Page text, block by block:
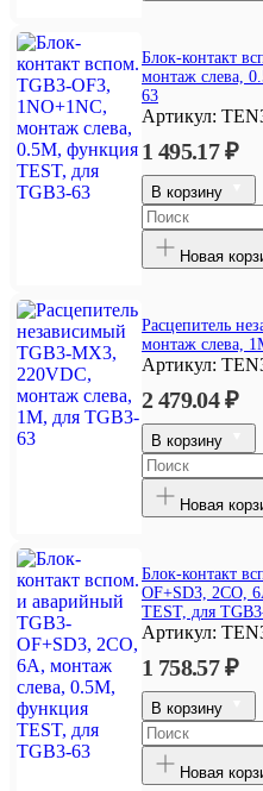
Блок-контакт
монтаж слева,
63
Артикул:
1 495.17 ₽
В корзину
Новая
Расцепитель
монтаж слева,
Артикул:
2 479.04 ₽
В корзину
Новая
Блок-контакт
OF+SD3, 2CO,
TEST, для
Артикул:
1 758.57 ₽
В корзину
Новая